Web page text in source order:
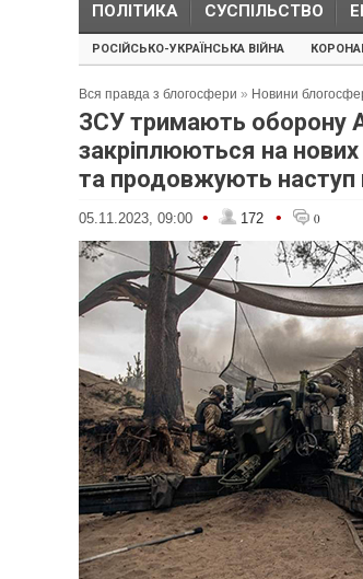
ПОЛІТИКА СУСПІЛЬСТВО
РОСІЙСЬКО-УКРАЇНСЬКА ВІЙНА
Вся правда з блогосфери » Новини
ЗСУ тримають оборону
закріплюються на
та продовжують наступ
05.11.2023, 09:00 • 172 • 0